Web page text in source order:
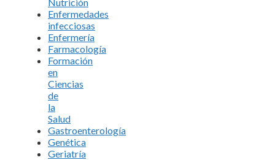
Nutrición
Enfermedades
infecciosas
Enfermería
Farmacología
Formación
en
Ciencias
de
la
Salud
Gastroenterología
Genética
Geriatría